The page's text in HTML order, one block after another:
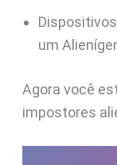
um
Agora você
impostores